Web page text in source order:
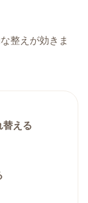
整えが効きま
替える